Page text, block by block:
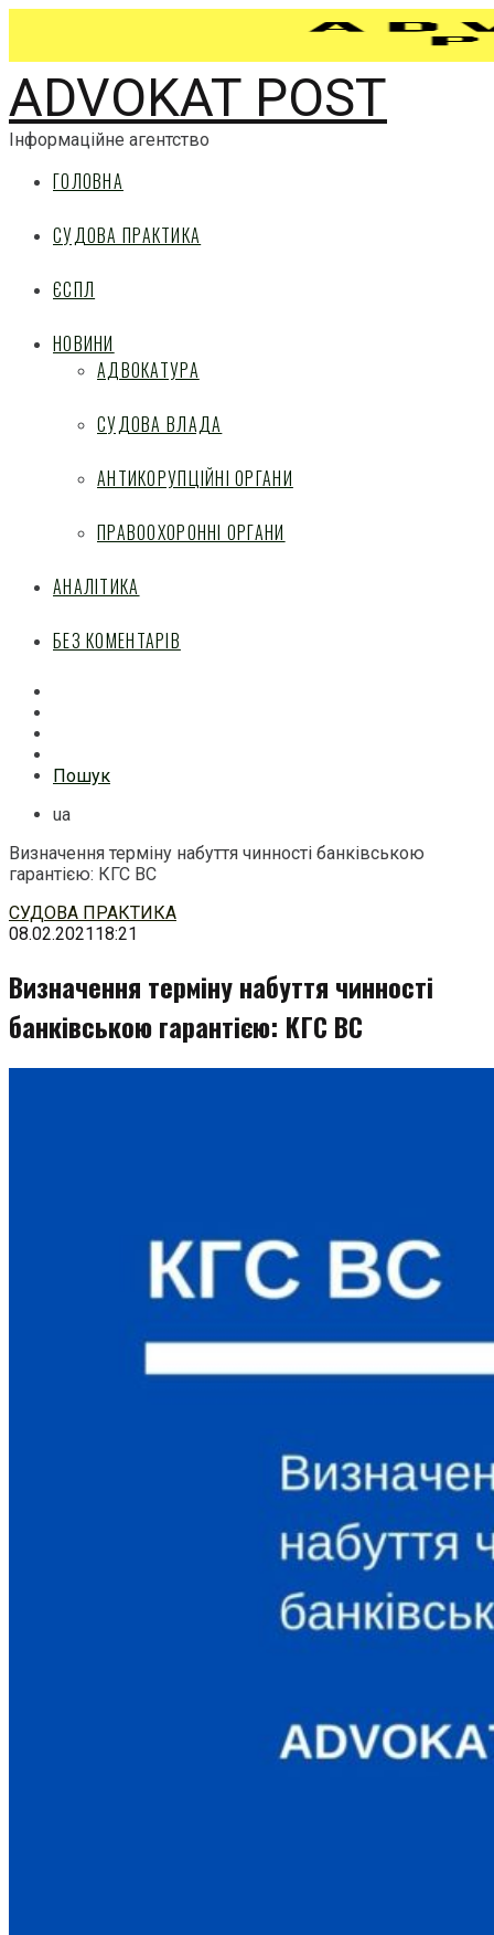
ADVOKAT POST
Інформаційне агентство
ГОЛОВНА
СУДОВА ПРАКТИКА
ЄСПЛ
НОВИНИ
АДВОКАТУРА
СУДОВА ВЛАДА
АНТИКОРУПЦІЙНІ ОРГАНИ
ПРАВООХОРОННІ ОРГАНИ
АНАЛІТИКА
БЕЗ КОМЕНТАРІВ
Пошук
ua
Визначення терміну набуття чинності банківською
гарантією: КГС ВС
Перейти
до
СУДОВА ПРАКТИКА
08.02.202118:21
Визначення терміну набуття чинності
банківською гарантією: КГС ВС